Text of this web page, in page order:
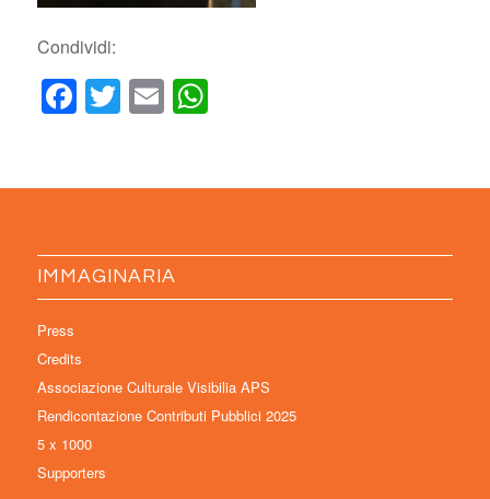
Condividi:
Facebook
Twitter
EmailWhatsApp
IMMAGINARIA
Press
Credits
Associazione Culturale Visibilia APS
Rendicontazione Contributi Pubblici 2025
5 x 1000
Supporters